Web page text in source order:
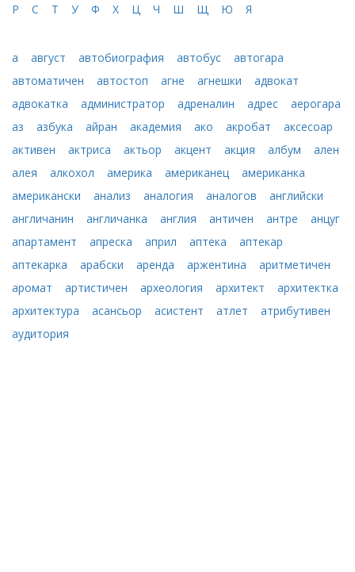
Р
С Т У Ф Х Ц Ч Ш Щ Ю Я
а август автобиография автобус
автогара
автоматичен
автостоп агне агнешки
адвокат
адвокатка
администратор адреналин адрес
аерогара
аз
азбука айран академия ако акробат
аксесоар
активен
актриса актьор акцент акция албум
ален
алея
алкохол америка американец
американка
американски
анализ аналогия аналогов
английски
англичанин
англичанка англия античен антре
анцуг
апартамент
апреска април аптека
аптекар
аптекарка
арабски аренда аржентина
аритметичен
аромат
артистичен археология архитект
архитектка
архитектура
асансьор асистент атлет
атрибутивен
аудитория